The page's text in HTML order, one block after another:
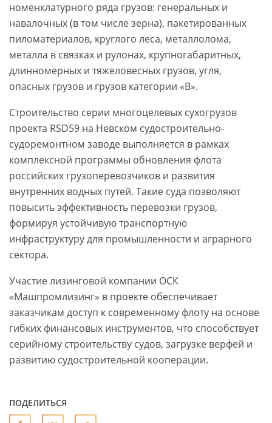
номенклатурного ряда грузов: генеральных и
навалочных (в том числе зерна), пакетированных
пиломатериалов, круглого леса, металлолома,
металла в связках и рулонах, крупногабаритных,
длинномерных и тяжеловесных грузов, угля,
опасных грузов и грузов категории «В».
Строительство серии многоцелевых сухогрузов
проекта RSD59 на Невском судостроительно-
судоремонтном заводе выполняется в рамках
комплексной программы обновления флота
российских грузоперевозчиков и развития
внутренних водных путей. Такие суда позволяют
повысить эффективность перевозки грузов,
формируя устойчивую транспортную
инфраструктуру для промышленности и аграрного
сектора.
Участие лизинговой компании ОСК
«Машпромлизинг» в проекте обеспечивает
заказчикам доступ к современному флоту на основе
гибких финансовых инструментов, что способствует
серийному строительству судов, загрузке верфей и
развитию судостроительной кооперации.
ПОДЕЛИТЬСЯ